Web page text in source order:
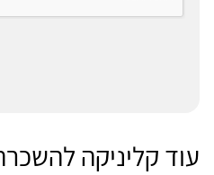
עוד קליניקה